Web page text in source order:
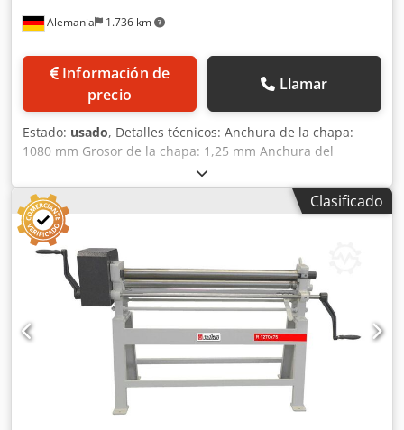
Alemania 1.736 km
Información de
precio
Llamar
Estado: usado, Detalles técnicos: Anchura de la chapa:
1080 mm Grosor de la chapa: 1,25 mm Anchura del
soporte: 1200 mm Dimensiones LxAnxAl: 1,9 x 0,6 x 0,9 m
Otras características: 2x rodillos dobladores: -Ø 63 x 1080
mm -el rodillo superior puede girarse hacia fuera -el
rodillo inferior tiene un rango de ajuste de 12 mm -
Accionamiento manual mediante manivela 1x rodillo de
desplazamiento: -Ø 63 x 1080 mm -giratorio -camino de
ajuste aprox. 5mm Crodpfxeu Icdyj Ab Rsf *
Clasificado